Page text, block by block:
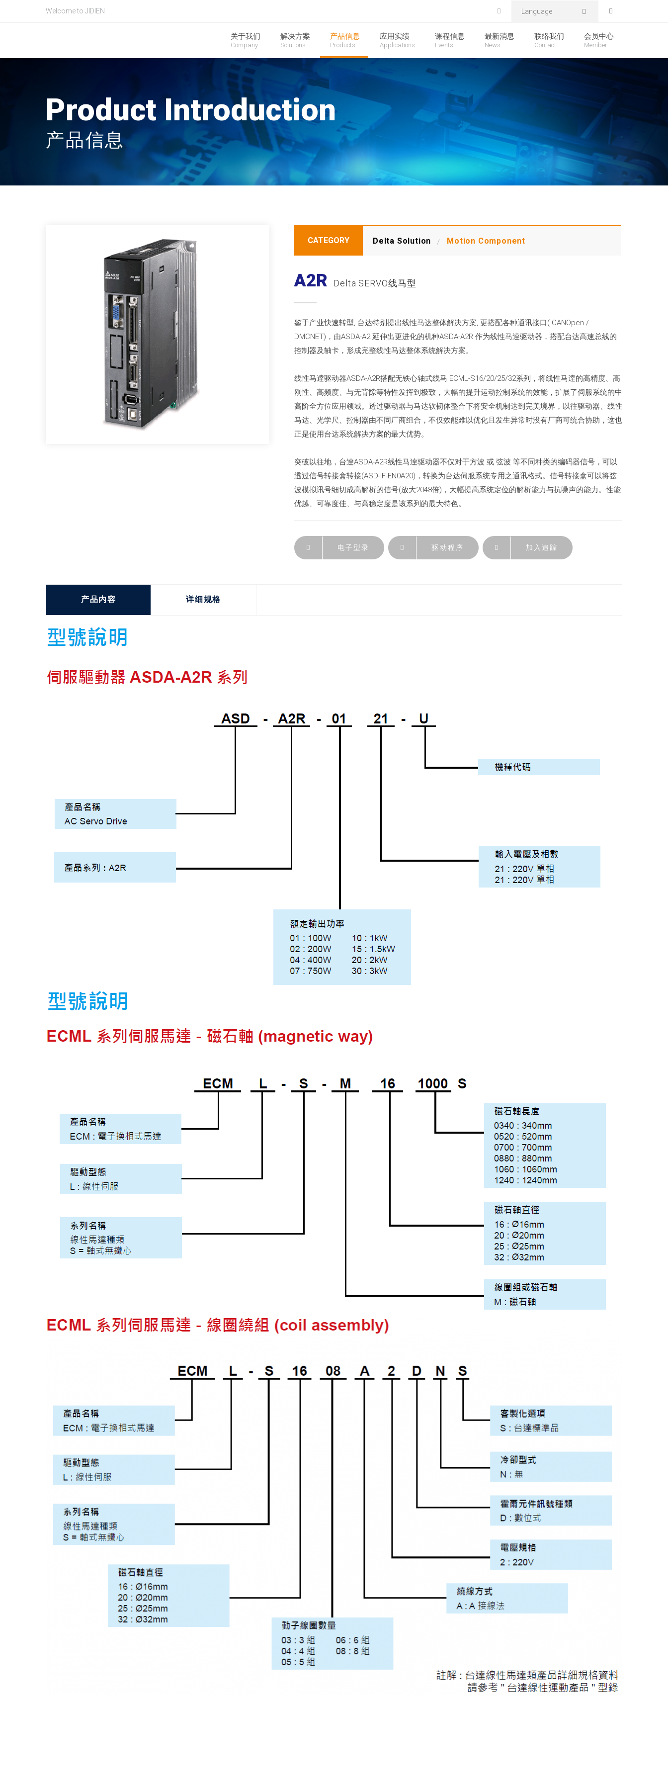
Welcome to JIDIEN Language
关于我们
Company
解决方案
Solutions
产品信息
Products
应用实绩
Applications
课程信息
Events
最新消息
News
联络我们
Contact
会员中心
Member
Product Introduction
产品信息
CATEGORY Delta Solution Motion Component
A2R Delta SERVO线马型
鉴于产业快速转型, 台达特别提出线性马达整体解决方案, 更搭配各种通讯接口( CANOpen /
DMCNET)，由ASDA-A2 延伸出更进化的机种ASDA-A2R 作为线性马逹驱动器，搭配台达高速总线的
控制器及轴卡，形成完整线性马达整体系统解决方案。
线性马逹驱动器ASDA-A2R搭配无铁心轴式线马 ECML-S16/20/25/32系列，将线性马逹的高精度、高
刚性、高频度、与无背隙等特性发挥到极致，大幅的提升运动控制系统的效能，扩展了伺服系统的中
高阶全方位应用领域。透过驱动器与马达软韧体整合下将安全机制达到完美境界，以往驱动器、线性
马达、光学尺、控制器由不同厂商组合，不仅效能难以优化且发生异常时没有厂商可统合协助，这也
正是使用台达系统解决方案的最大优势。
突破以往地，台逹ASDA-A2R线性马逹驱动器不仅对于方波 或 弦波 等不同种类的编码器信号，可以
透过信号转接盒转接(ASD-IF-EN0A20)，转换为台达伺服系统专用之通讯格式。信号转接盒可以将弦
波模拟讯号细切成高解析的信号(放大2048倍)，大幅提高系统定位的解析能力与抗噪声的能力。性能
优越、可靠度佳、与高稳定度是该系列的最大特色。
电子型录 驱动程序 加入追踪
产品内容 详细规格